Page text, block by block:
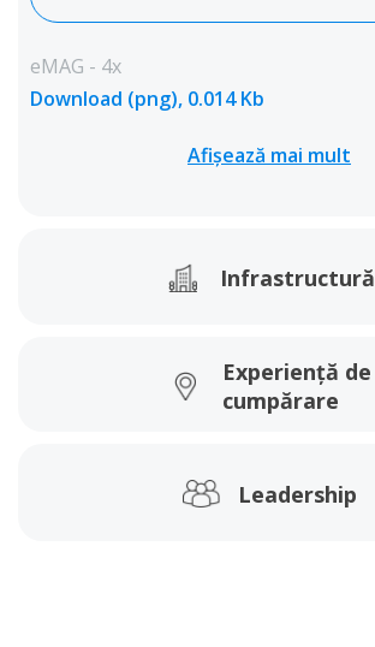
eMAG - 4x
Download (png), 0.014 Kb
Afișează mai mult
Infrastructură
Experiență de
cumpărare
Leadership